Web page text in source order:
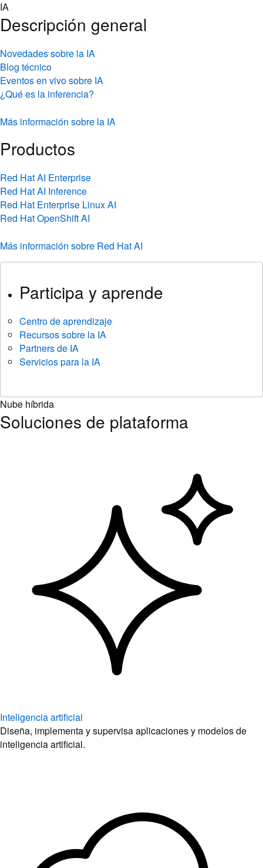
Skip
to
content
IA
Descripción general
Novedades sobre la IA
Blog técnico
Eventos en vivo sobre IA
¿Qué es la inferencia?
Más información sobre la IA
Productos
Red Hat AI Enterprise
Red Hat AI Inference
Red Hat Enterprise Linux AI
Red Hat OpenShift AI
Más información sobre Red Hat AI
Participa y aprende
Centro de aprendizaje
Recursos sobre la IA
Partners de IA
Servicios para la IA
Nube híbrida
Soluciones de plataforma
Inteligencia artificial
Diseña, implementa y supervisa aplicaciones y modelos de
inteligencia artificial.